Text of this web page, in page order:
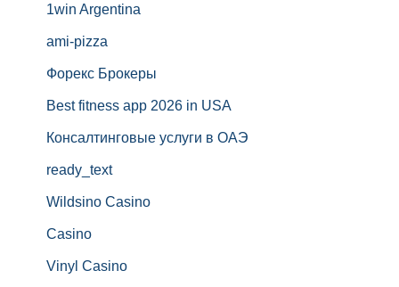
1win Argentina
ami-pizza
Форекс Брокеры
Best fitness app 2026 in USA
Консалтинговые услуги в ОАЭ
ready_text
Wildsino Casino
Casino
Vinyl Casino